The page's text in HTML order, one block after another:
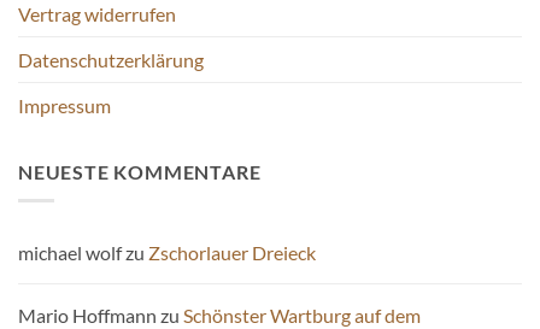
Vertrag widerrufen
Datenschutzerklärung
Impressum
NEUESTE KOMMENTARE
michael wolfzu Zschorlauer Dreieck
Mario Hoffmann zu Schönster Wartburg auf dem